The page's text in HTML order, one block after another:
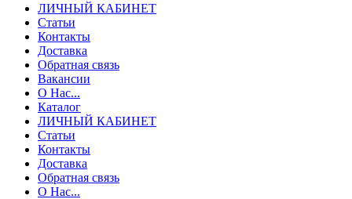
ЛИЧНЫЙ КАБИНЕТ
Статьи
Контакты
Доставка
Обратная связь
Вакансии
О Нас...
Каталог
ЛИЧНЫЙ КАБИНЕТ
Статьи
Контакты
Доставка
Обратная связь
О Нас...